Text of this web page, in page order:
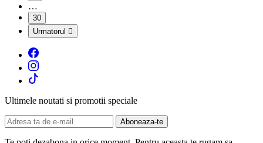
…
30
Urmatorul 
Ultimele noutati si promotii speciale